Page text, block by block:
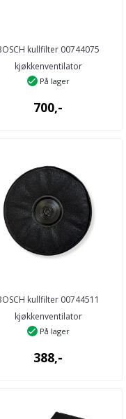
kullfilter 00744075
kjøkkenventilator
På lager
700,-
kullfilter 00744511
kjøkkenventilator
På lager
388,-